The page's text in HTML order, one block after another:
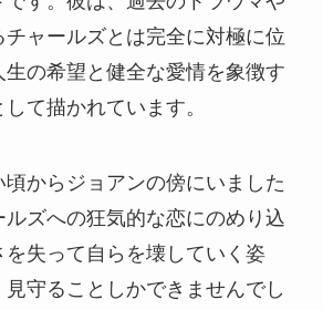
ャールズとは完全に対極に位
の希望と健全な愛情を象徴す
て描かれています。
からジョアンの傍にいました
ズへの狂気的な恋にのめり込
失って自らを壊していく姿
守ることしかできませんでし